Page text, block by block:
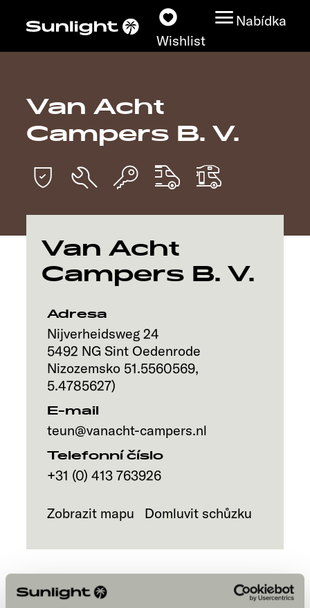
Wishlist
Nabídka
Modely
Vyhledávač prodejců
Servis
Van Acht
Campers B. V.
Van Acht
Campers B. V.
Adresa
Nijverheidsweg 24
5492 NG Sint Oedenrode
Nizozemsko 51.5560569,
5.4785627)
E-mail
teun@vanacht-campers.nl
Telefonní číslo
+31 (0) 413 763926
Zobrazit mapu Domluvit schůzku